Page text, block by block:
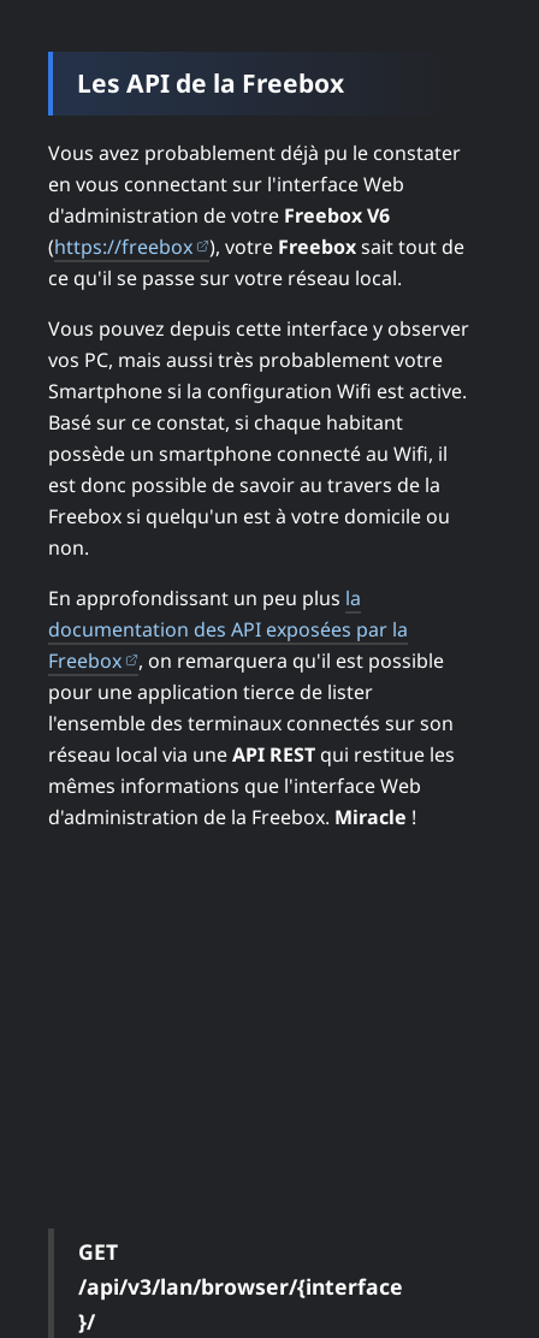
Les API de la Freebox
Vous avez probablement déjà pu le constater
en vous connectant sur l'interface Web
d'administration de votre Freebox V6
(https://freebox (ouvre dans un nouvel onglet)
), votre Freeboxsait tout de
ce qu'il se passe sur votre réseau local.
Vous pouvez depuis cette interface y observer
vos PC, mais aussi très probablement votre
Smartphone si la configuration Wifi est active.
Basé sur ce constat, si chaque habitant
possède un smartphone connecté au Wifi, il
est donc possible de savoir au travers de la
Freebox si quelqu'un est à votre domicile ou
non.
En approfondissant un peu plus la
documentation des API exposées par la
Freebox
(ouvre dans un nouvel onglet)
, on remarquera qu'il est possible
pour une application tierce de lister
l'ensemble des terminaux connectés sur son
réseau local via uneAPI REST qui restitue les
mêmes informations que l'interface Web
d'administration de la Freebox. Miracle !
GET
/api/v3/lan/browser/{interface
}/